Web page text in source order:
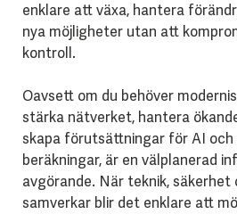
enklare att växa, hantera
nya möjligheter utan att
kontroll.
Oavsett om du behöver
stärka nätverket, hantera
skapa förutsättningar för AI och
beräkningar, är en välplanerad
avgörande. När teknik,
samverkar blir det enklare att